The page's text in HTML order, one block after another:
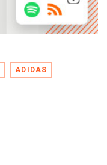
ADIDAS